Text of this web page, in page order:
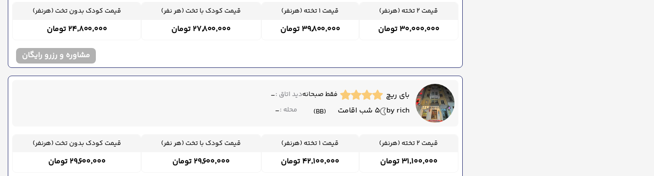
قیمت 2 تخته (هرنفر)
۳۰٬۰۰۰٬۰۰۰ تومان
قیمت 1 تخته (هرنفر)
۳۹٬۸۰۰٬۰۰۰ تومان
قیمت کودک با تخت (هر نفر)
۲۷٬۸۰۰٬۰۰۰ تومان
قیمت کودک بدون تخت (هرنفر)
۲۴٬۸۰۰٬۰۰۰ تومان
مشاوره و رزرو رایگان
بای ریچ
by rich 5 شب اقامت
فقط صبحانه
(BB)
دید اتاق :-
محله :-
قیمت 2 تخته (هرنفر)
۳۱٬۱۰۰٬۰۰۰ تومان
قیمت 1 تخته (هرنفر)
۴۲٬۱۰۰٬۰۰۰ تومان
قیمت کودک با تخت (هر نفر)
۲۹٬۶۰۰٬۰۰۰ تومان
قیمت کودک بدون تخت (هرنفر)
۲۹٬۶۰۰٬۰۰۰ تومان